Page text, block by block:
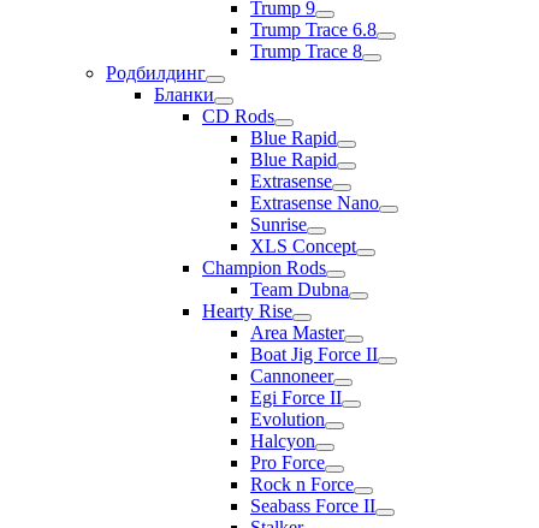
Trump 9
Trump Trace 6.8
Trump Trace 8
Родбилдинг
Бланки
CD Rods
Blue Rapid
Blue Rapid
Extrasense
Extrasense Nano
Sunrise
XLS Concept
Champion Rods
Team Dubna
Hearty Rise
Area Master
Boat Jig Force II
Cannoneer
Egi Force II
Evolution
Halcyon
Pro Force
Rock n Force
Seabass Force II